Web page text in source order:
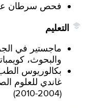
فحص سرطان
التعليم
والبحوث،
غاندي للعلوم
(
2004-2010
)